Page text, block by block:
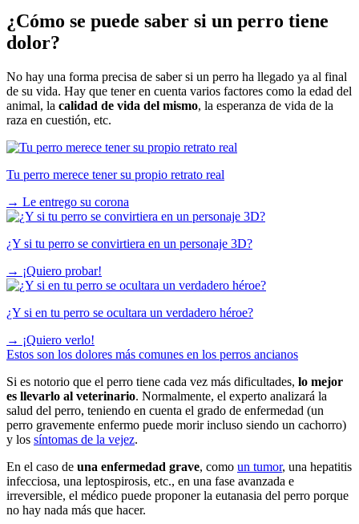
¿Cómo se puede saber si un perro tiene
dolor?
No hay una forma precisa de saber si un perro ha llegado ya al final
de su vida. Hay que tener en cuenta varios factores como la edad del
animal, la calidad de vida del mismo, la esperanza de vida de la
raza en cuestión, etc.
Tu perro merece tener su propio retrato real
→ Le entrego su corona
¿Y si tu perro se convirtiera en un personaje 3D?
→ ¡Quiero probar!
¿Y si en tu perro se ocultara un verdadero héroe?
→ ¡Quiero verlo!
Estos son los dolores más comunes en los perros ancianos
Si es notorio que el perro tiene cada vez más dificultades, lo mejor
es llevarlo al veterinario. Normalmente, el experto analizará la
salud del perro, teniendo en cuenta el grado de enfermedad (un
perro gravemente enfermo puede morir incluso siendo un cachorro)
y los síntomas de la vejez.
En el caso de una enfermedad grave, como un tumor, una hepatitis
infecciosa, una leptospirosis, etc., en una fase avanzada e
irreversible, el médico puede proponer la eutanasia del perro porque
no hay nada más que hacer.